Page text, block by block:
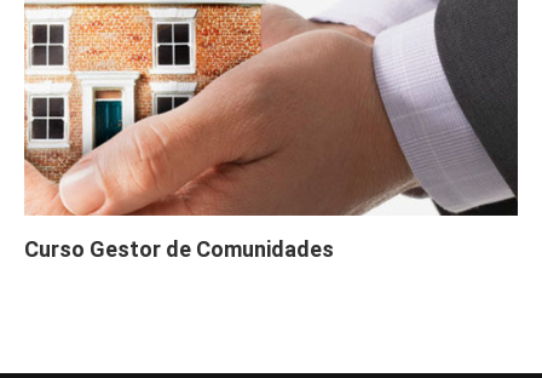
Curso Gestor de Comunidades